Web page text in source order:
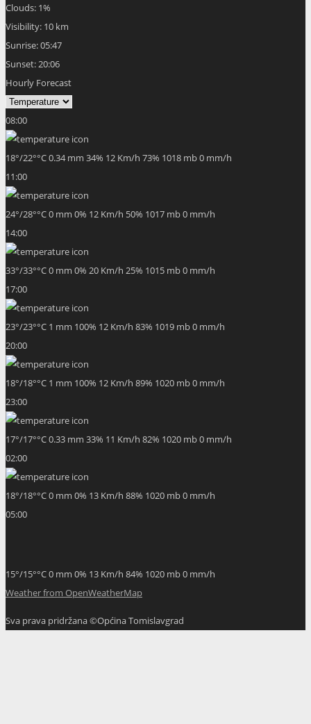
Clouds: 1%
Visibility: 10 km
Sunrise:05:47
Sunset:20:06
Hourly Forecast
08:00
18°/22°°C0.34 mm 34% 12 Km/h 73% 1018 mb0 mm/h
11:00
24°/28°°C0 mm 0% 12 Km/h 50% 1017 mb0 mm/h
14:00
33°/33°°C0 mm 0% 20 Km/h 25% 1015 mb0 mm/h
17:00
23°/23°°C 1 mm 100% 12 Km/h 83% 1019 mb0 mm/h
20:00
18°/18°°C 1 mm 100% 12 Km/h 89% 1020 mb0 mm/h
23:00
17°/17°°C0.33 mm 33% 11 Km/h 82% 1020 mb0 mm/h
02:00
18°/18°°C0 mm 0% 13 Km/h 88% 1020 mb0 mm/h
05:00
15°/15°°C0 mm 0% 13 Km/h 84% 1020 mb0 mm/h
Weather from OpenWeatherMap
Sva prava pridržana ©Općina Tomislavgrad